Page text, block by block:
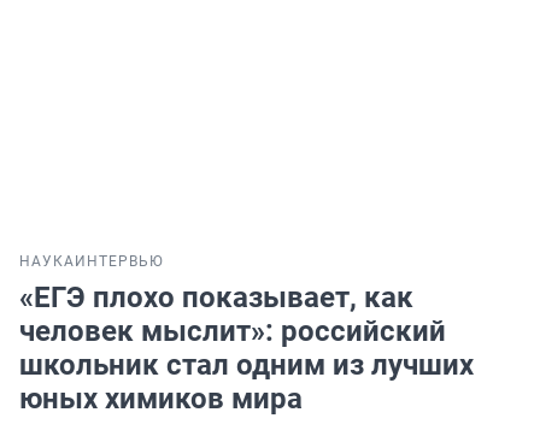
НАУКА ИНТЕРВЬЮ
«ЕГЭ плохо показывает, как
человек мыслит»: российский
школьник стал одним из лучших
юных химиков мира